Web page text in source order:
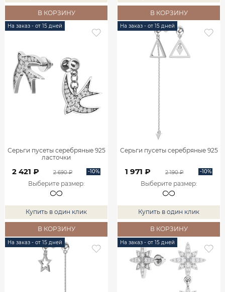
В КОРЗИНУ В КОРЗИНУ
На заказ - от 15 дней
Серьги пусеты серебряные 925
ласточки
2 421 ₽ 2 690 ₽ -10%
Выберите размер:
Купить в один клик
В КОРЗИНУ
На заказ - от 15 дней
Серьги пусеты серебряные 925
1 971 ₽ 2 190 ₽ -10%
Выберите размер:
Купить в один клик
В КОРЗИНУ
На заказ - от 15 дней На заказ - от 15 дней